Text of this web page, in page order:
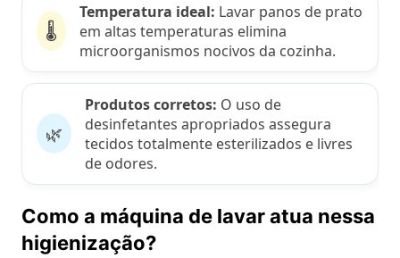
🌡️
Temperatura ideal: Lavar panos de prato
em altas temperaturas elimina
microorganismos nocivos da cozinha.
🌿
Produtos corretos: O uso de
desinfetantes apropriados assegura
tecidos totalmente esterilizados e livres
de odores.
Como a máquina de lavar atua nessa
higienização?